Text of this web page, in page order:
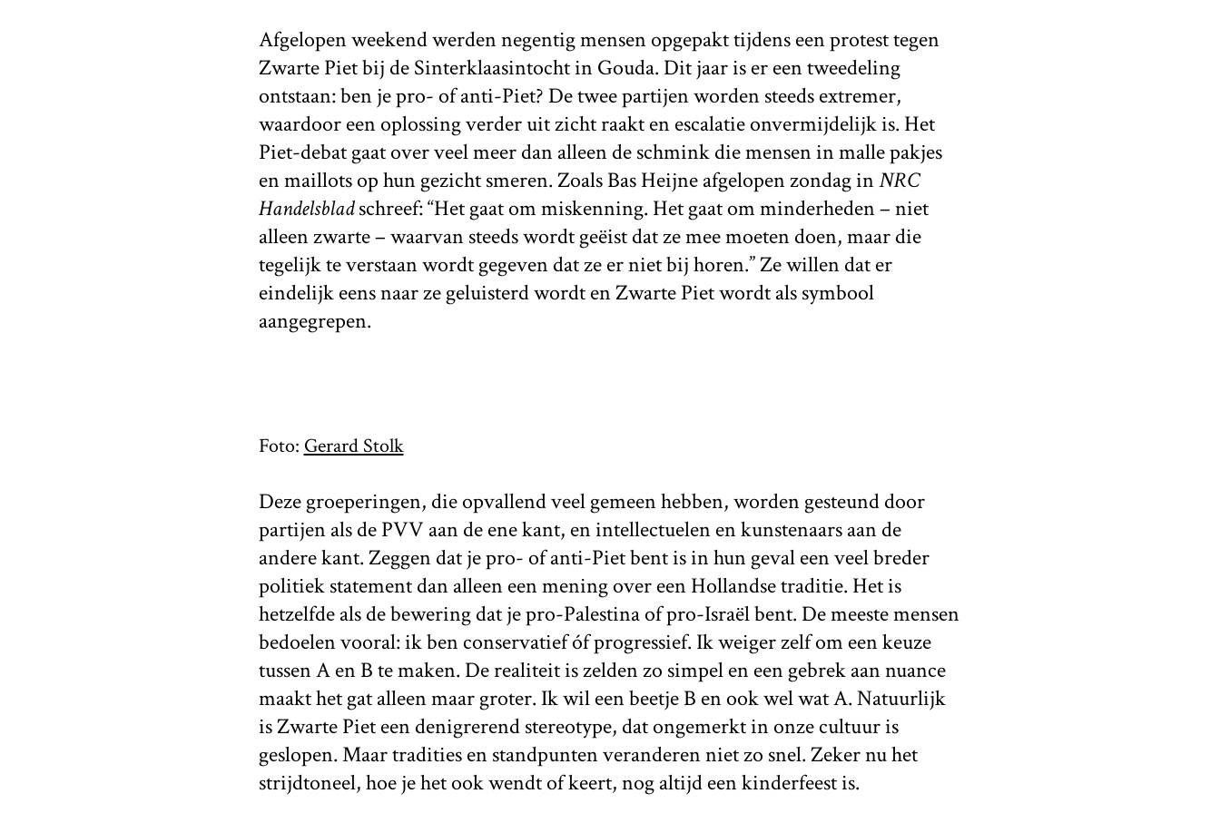
Afgelopen weekend werden negentig mensen opgepakt tijdens een protest tegen
Zwarte Piet bij de Sinterklaasintocht in Gouda. Dit jaar is er een tweedeling
ontstaan: ben je pro- of anti-Piet? De twee partijen worden steeds extremer,
waardoor een oplossing verder uit zicht raakt en escalatie onvermijdelijk is. Het
Piet-debat gaat over veel meer dan alleen de schmink die mensen in malle pakjes
en maillots op hun gezicht smeren. Zoals Bas Heijne afgelopen zondag inNRC
Handelsbladschreef: “Het gaat om miskenning. Het gaat om minderheden – niet
alleen zwarte – waarvan steeds wordt geëist dat ze mee moeten doen, maar die
tegelijk te verstaan wordt gegeven dat ze er niet bij horen.” Ze willen dat er
eindelijk eens naar ze geluisterd wordt en Zwarte Piet wordt als symbool
aangegrepen.
Foto: Gerard Stolk
Deze groeperingen, die opvallend veel gemeen hebben, worden gesteund door
partijen als de PVV aan de ene kant, en intellectuelen en kunstenaars aan de
andere kant. Zeggen dat je pro- of anti-Piet bent is in hun geval een veel breder
politiek statement dan alleen een mening over een Hollandse traditie. Het is
hetzelfde als de bewering dat je pro-Palestina of pro-Israël bent. De meeste mensen
bedoelen vooral: ik ben conservatief óf progressief. Ik weiger zelf om een keuze
tussen A en B te maken. De realiteit is zelden zo simpel en een gebrek aan nuance
maakt het gat alleen maar groter. Ik wil een beetje B en ook wel wat A. Natuurlijk
is Zwarte Piet een denigrerend stereotype, dat ongemerkt in onze cultuur is
geslopen. Maar tradities en standpunten veranderen niet zo snel. Zeker nu het
strijdtoneel, hoe je het ook wendt of keert, nog altijd een kinderfeest is.